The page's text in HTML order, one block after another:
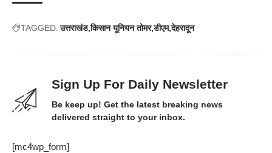
TAGGED: उत्तराखंड किसान यूनियन तोमर डीएम देहरादून
Sign Up For Daily Newsletter
Be keep up! Get the latest breaking news
delivered straight to your inbox.
[mc4wp_form]